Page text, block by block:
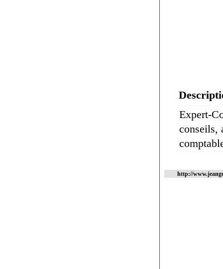
Expert-
conseils,
http://